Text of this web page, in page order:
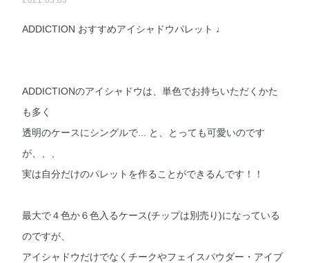
ADDICTION おすすめアイシャドウパレット ♩
ADDICTIONのアイシャドウは、単色でお持ちいただくかた
も多く
透明のケースにシングルで... と、とっても可愛いのです
が、、、
実は自分だけのパレットを作ることができるんです！！
最大で４色か６色入るケース(チップは別売り)になっている
のですが、
アイシャドウだけでなくチークやフェイスパウダー・アイブ